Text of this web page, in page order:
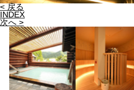
< 戻る
INDEX
次へ >